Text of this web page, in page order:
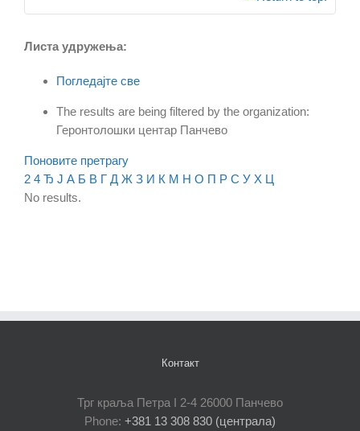
Листа удружења:
Погледајте све
The results are being filtered by the organization:
Геронтолошки центар Панчево
Поновите претрагу
2 4 Ђ Ј А Б В Г Д Ж З И К М Н О П Р С У Х Ц
No results.
Контакт
Трг краља Петра I 2-4 26000 Панчево
Phone: +381 13 308 830 (централа)